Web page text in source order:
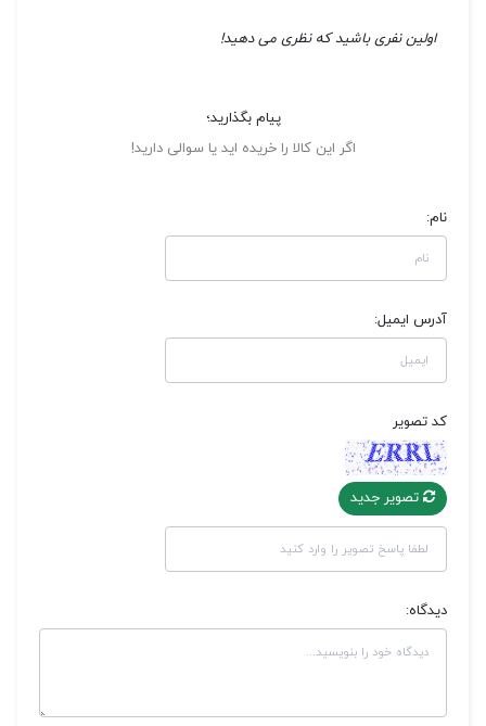
اولین نفری باشید که نظری می دهید!
پیام بگذارید؛
اگر این کالا را خریده اید یا سوالی دارید!
نام:
آدرس ایمیل:
کد تصویر
تصویر جدید
دیدگاه: